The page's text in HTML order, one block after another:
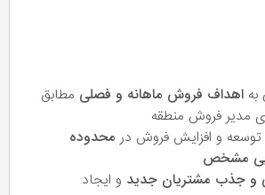
اهداف فروش ماهانه و فصلی مطابق
مدیر فروش منطقه
توسعه و افزایش فروش در محدوده
مشخص
و جذب مشتریان جدید و ایجاد